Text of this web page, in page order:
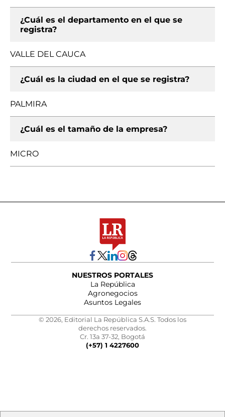
¿Cuál es el departamento en el que se
registra?
VALLE DEL CAUCA
¿Cuál es la ciudad en el que se registra?
PALMIRA
¿Cuál es el tamaño de la empresa?
MICRO
NUESTROS PORTALES
La República
Agronegocios
Asuntos Legales
© 2026, Editorial La República S.A.S. Todos los
derechos reservados.
Cr. 13a 37-32, Bogotá
(+57) 1 4227600